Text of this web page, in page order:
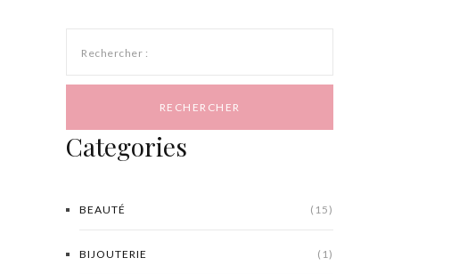
Rechercher :
Categories
BEAUTÉ (15)
BIJOUTERIE (1)